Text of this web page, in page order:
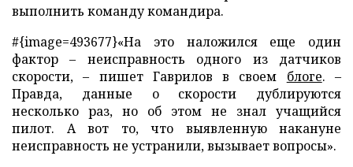
выполнить команду командира.
#{image=493677}«На это наложился еще один
фактор– неисправность одного из датчиков
скорости, – пишет Гаврилов в своем блоге. –
Правда, данные о скорости дублируются
несколько раз, но об этом не знал учащийся
пилот. А вот то, что выявленную накануне
неисправность не устранили, вызывает вопросы».